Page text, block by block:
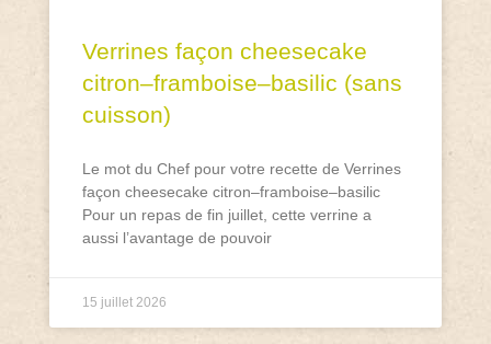
Verrines façon cheesecake
citron–framboise–basilic (sans
cuisson)
Le mot du Chef pour votre recette de Verrines
façon cheesecake citron–framboise–basilic
Pour un repas de fin juillet, cette verrine a
aussi l’avantage de pouvoir
15 juillet 2026